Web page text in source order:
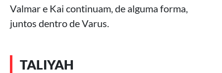
Valmar e Kai continuam, de alguma forma,
juntos dentro de Varus.
TALIYAH